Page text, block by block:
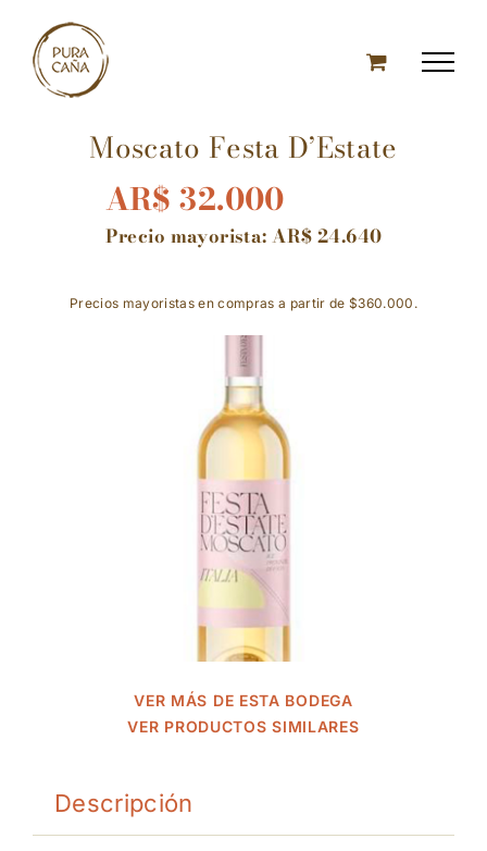
content
Moscato Festa D’Estate
AR$ 32.000
Precio mayorista:AR$24.640
Precios mayoristas en compras a partir de $360.000.
VER MÁS DE ESTA BODEGA
VER PRODUCTOS SIMILARES
Descripción